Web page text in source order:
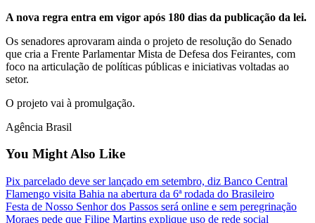
A nova regra entra em vigor após 180 dias da publicação da lei.
Os senadores aprovaram ainda o projeto de resolução do Senado
que cria a Frente Parlamentar Mista de Defesa dos Feirantes, com
foco na articulação de políticas públicas e iniciativas voltadas ao
setor.
O projeto vai à promulgação.
Agência Brasil
You Might Also Like
Pix parcelado deve ser lançado em setembro, diz Banco Central
Flamengo visita Bahia na abertura da 6ª rodada do Brasileiro
Festa de Nosso Senhor dos Passos será online e sem peregrinação
Moraes pede que Filipe Martins explique uso de rede social